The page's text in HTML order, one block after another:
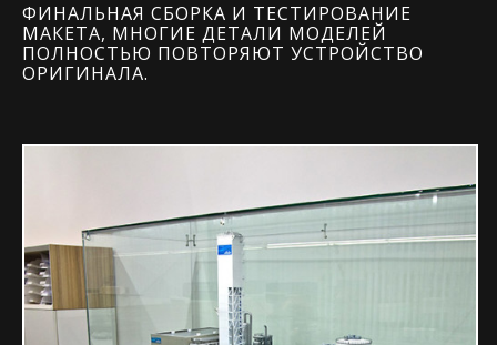
ФИНАЛЬНАЯ СБОРКА И ТЕСТИРОВАНИЕ
МАКЕТА, МНОГИЕ ДЕТАЛИ МОДЕЛЕЙ
ПОЛНОСТЬЮ ПОВТОРЯЮТ УСТРОЙСТВО
ОРИГИНАЛА.